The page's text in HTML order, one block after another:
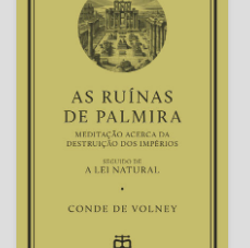
As Ruínas de Palmira -
Meditação Acerca da
Destruição dos Impérios
(seguido de) A Lei Natural
[Exclusivo E-Primatur n.º 4]
Conde de Volney
Francisco Quintal
(tradutor)